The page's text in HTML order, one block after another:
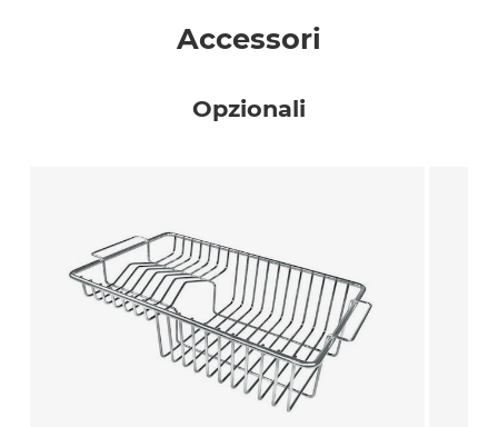
Accessori
Opzionali